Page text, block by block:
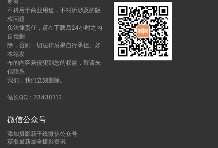
不得用于商业用途，不对所涉及的版
权问题
负法律责任，请在下载后24小时之内
自觉删
除，否则一切法律后果自行承担。如
本站发
布的内容若侵犯到您的权益，敬请来
信联系
我们，我们立刻删除。
站长QQ：23430112
微信公众号
添加摄影新干线微信公众号
获取最新最全摄影资讯